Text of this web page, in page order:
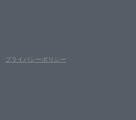
プライバシーポリシー